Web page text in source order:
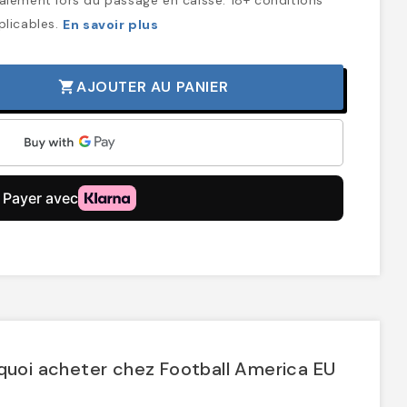
En savoir plus
shopping_cartAJOUTER AU PANIER
acheter chez Football America EU